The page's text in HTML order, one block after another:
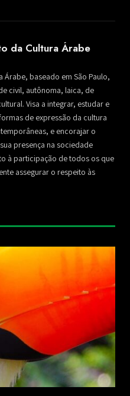
da Cultura Árabe
Árabe, baseado em São Paulo,
civil, autônoma, laica, de
Visa a integrar, estudar e
de expressão da cultura
e encorajar o
presença na sociedade
à participação de todos os que
assegurar o respeito às